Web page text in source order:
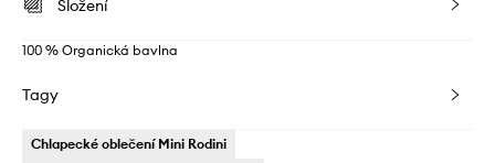
Složení
100 % Organická bavlna
Tagy
Chlapecké oblečení Mini Rodini